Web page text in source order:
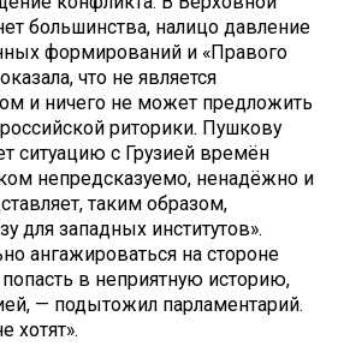
большинства, налицо давление
формирований и «Правого
что не является
и ничего не может предложить
риторики. Пушкову
ситуацию с Грузией времён
непредсказуемо, ненадёжно и
таким образом,
для западных институтов».
ангажироваться на стороне
в неприятную историю,
— подытожил парламентарий.
хотят».